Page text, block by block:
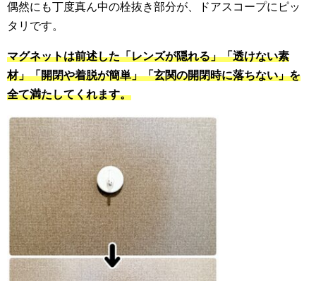
偶然にも丁度真ん中の栓抜き部分が、ドアスコープにピッ
タリです。
マグネットは前述した「レンズが隠れる」「透けない素
材」「開閉や着脱が簡単」「玄関の開閉時に落ちない」を
全て満たしてくれます。